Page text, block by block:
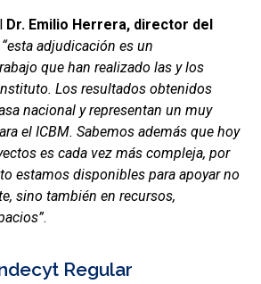
Dr. Emilio Herrera, director del
“esta adjudicación es un
que han realizado las y los
Los resultados obtenidos
nacional y representan un muy
el ICBM. Sabemos además que hoy
es cada vez más compleja, por
estamos disponibles para apoyar no
sino también en recursos,
.
Regular